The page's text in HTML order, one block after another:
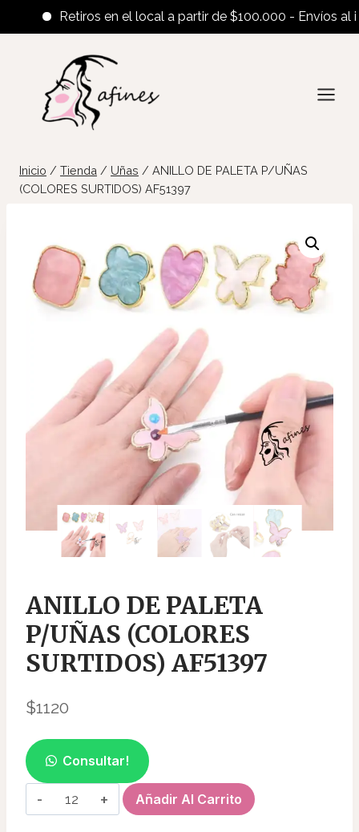
Retiros en el local a partir de $100.000 - Envíos al
contenido
Inicio / Tienda / Uñas / ANILLO DE PALETA P/UÑAS
(COLORES SURTIDOS) AF51397
ANILLO DE PALETA
P/UÑAS (COLORES
SURTIDOS) AF51397
$1120
Consultar!
ANILLO
DE
Añadir Al Carrito